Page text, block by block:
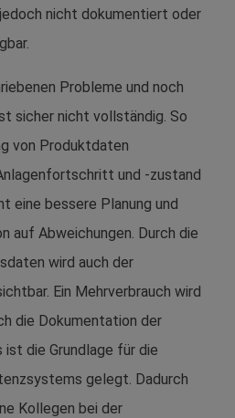
nicht dokumentiert oder
Probleme und noch
sicher nicht vollständig. So
von Produktdaten
und -zustand
eine bessere Planung und
auf Abweichungen. Durch die
wird auch der
Ein Mehrverbrauch wird
die Dokumentation der
die Grundlage für die
gelegt. Dadurch
Kollegen bei der